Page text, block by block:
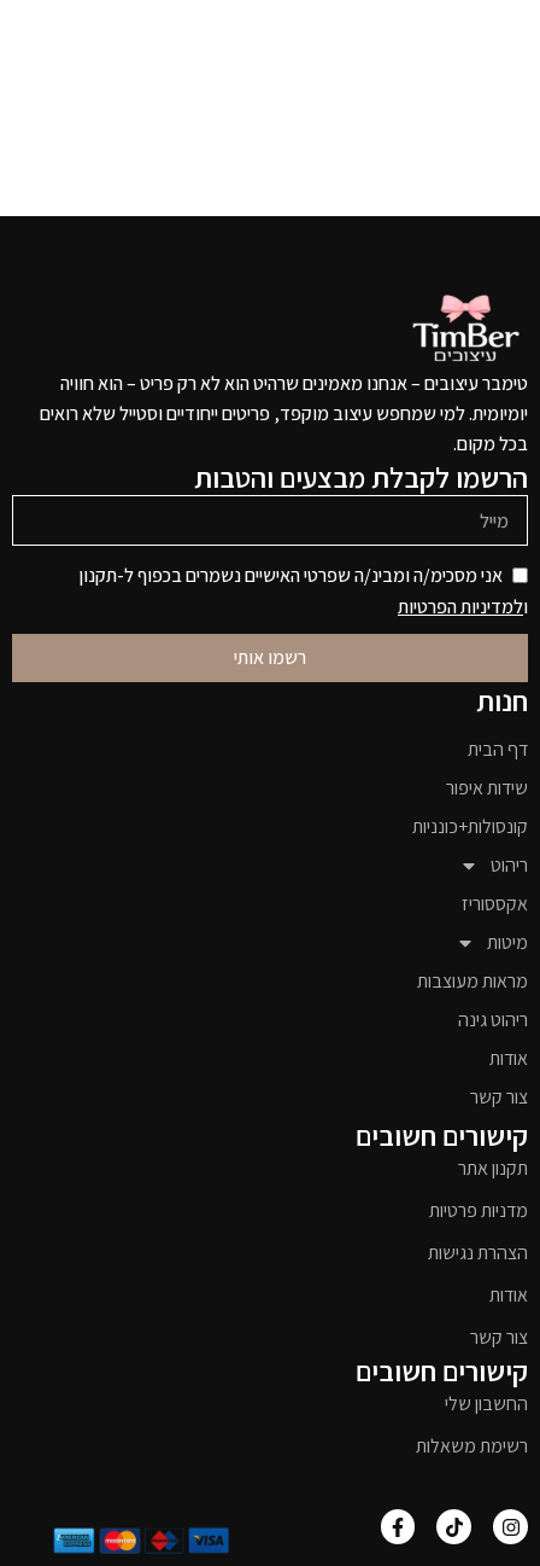
טימבר עיצובים – אנחנו מאמינים שרהיט הוא לא רק פריט – הוא חוויה
יומיומית. למי שמחפש עיצוב מוקפד, פריטים ייחודיים וסטייל שלא רואים
בכל מקום.
הרשמו לקבלת מבצעים והטבות
אני מסכימ/ה ומבינ/ה שפרטי האישיים נשמרים בכפוף ל-תקנון
ולמדיניות הפרטיות
רשמו אותי
חנות
דף הבית
שידות איפור
קונסולות+כונניות
ריהוט
אקססוריז
מיטות
מראות מעוצבות
ריהוט גינה
אודות
צור קשר
קישורים חשובים
תקנון אתר
מדניות פרטיות
הצהרת נגישות
אודות
צור קשר
קישורים חשובים
החשבון שלי
רשימת משאלות